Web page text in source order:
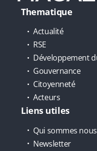
Thematique
Actualité
RSE
Développement
Gouvernance
Citoyenneté
Acteurs
Liens utiles
Qui sommes
Newsletter